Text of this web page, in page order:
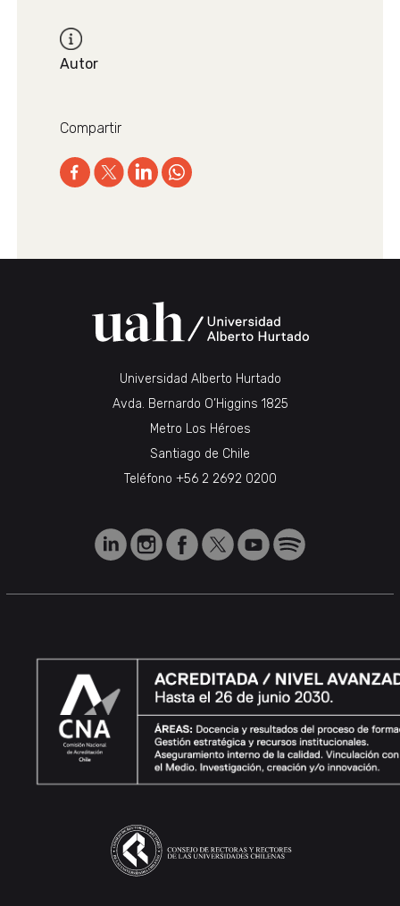
Autor
Compartir
Universidad Alberto Hurtado
Avda. Bernardo O’Higgins 1825
Metro Los Héroes
Santiago de Chile
Teléfono +56 2 2692 0200